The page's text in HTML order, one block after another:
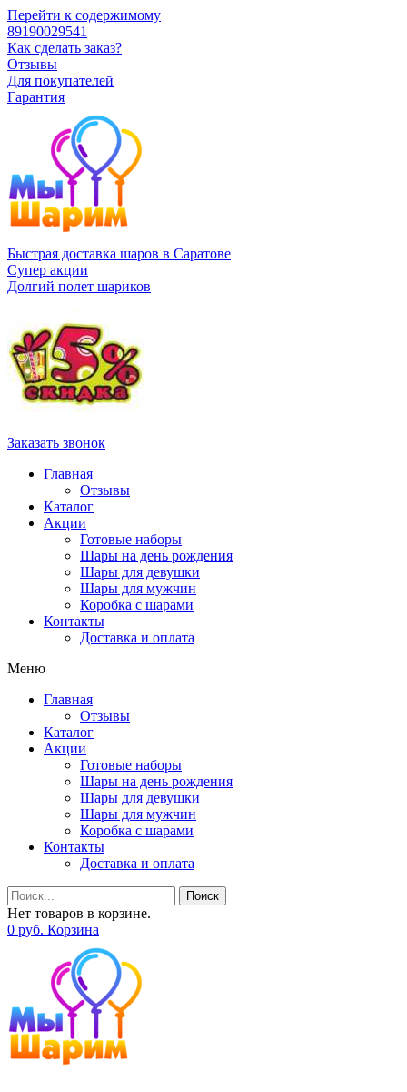
Перейти к содержимому
89190029541
Как сделать заказ?
Отзывы
Для покупателей
Гарантия
Быстрая доставка шаров в Саратове
Супер акции
Долгий полет шариков
Заказать звонок
Главная
Отзывы
Каталог
Акции
Готовые наборы
Шары на день рождения
Шары для девушки
Шары для мужчин
Коробка с шарами
Контакты
Доставка и оплата
Меню
Главная
Отзывы
Каталог
Акции
Готовые наборы
Шары на день рождения
Шары для девушки
Шары для мужчин
Коробка с шарами
Контакты
Доставка и оплата
Поиск
Нет товаров в корзине.
0 руб. Корзина